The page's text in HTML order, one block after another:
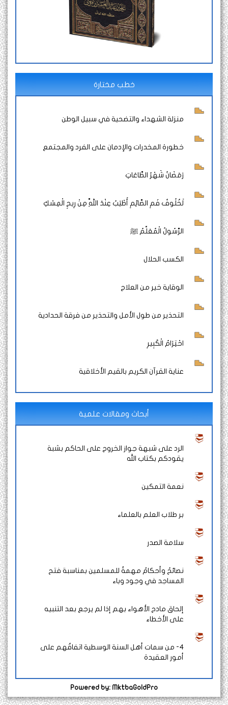
خطب مختارة
منزلة الشهداء والتضحية في سبيل الوطن
خطورة المخدرات والإدمان على الفرد والمجتمع
رَمَضَانُ شَهْرُ الطَّاعَاتِ
لَخُلُوفُ فَمِ الصَّائِمِ أَطْيَبُ عِنْدَ اللَّهِ مِنْ رِيحِ الْمِسْكِ
الرَّسُولُ الْمُعَلِّمُ ﷺ
الكسب الحلال
الوقاية خير من العلاج
التحذير من طول الأمل والتحذير من فرقة الحدادية
احْتِرَامُ الْكَبِيرِ
عناية القرآن الكريم بالقيم الأخلاقية
أبحاث ومقالات علمية
الرد على شبهة جواز الخروج على الحاكم بشبة
يقودكم بكتاب الله
نعمة التمكين
بر طلاب العلم بالعلماء
سلامة الصدر
نصائحُ وأحكامٌ مهمةٌ للمسلمين بمناسبة فتح
المساجد في وجود وباء
إلحاق مادح الأهواء بهم إذا لم يرجع بعد التنبيه
على الأخطاء
4- من سمات أهل السنة الوسطية اتفاقُهم على
أمور العقيدة
Powered by: MktbaGoldPro